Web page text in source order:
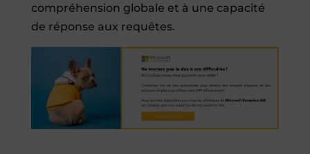
compréhension globale et à une capacité
de réponse aux requêtes.